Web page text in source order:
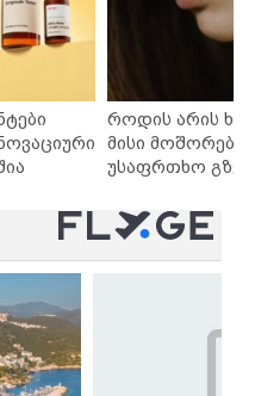
როდის არის
მისი
უსაფრთხო